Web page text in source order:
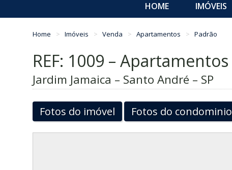
HOME IMÓVEIS
Home Imóveis Venda Apartamentos Padrão
REF: 1009 – Apartamentos
Jardim Jamaica – Santo André – SP
Fotos do imóvel Fotos do condominio